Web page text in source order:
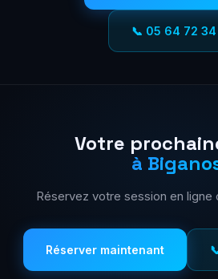
📞 05 64 72 34
Votre
à
Réservez votre session en
Réserver maintenant